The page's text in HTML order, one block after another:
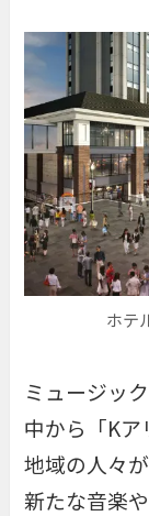
ホテ
ミュージッ
中から「Kア
地域の人々
新たな音楽